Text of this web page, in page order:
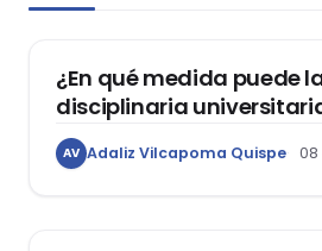
DERECHO CONSTITUCIONAL
¿En qué medida puede
disciplinaria
libertad de expresión de
estudiantes?
AV Adaliz Vilcapoma Quispe